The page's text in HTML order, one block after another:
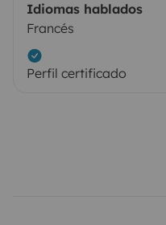
Idiomas hablados
Francés
Perfil certificado